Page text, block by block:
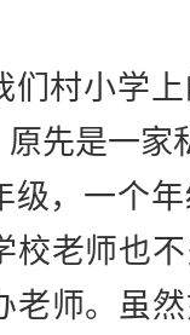
村小学上
先是一家
级，一个
校老师也
老师。虽